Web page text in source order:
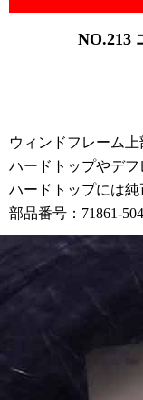
NO.213
ウィンドフレーム上
ハードトップやデフ
ハードトップには純
部品番号：71861-